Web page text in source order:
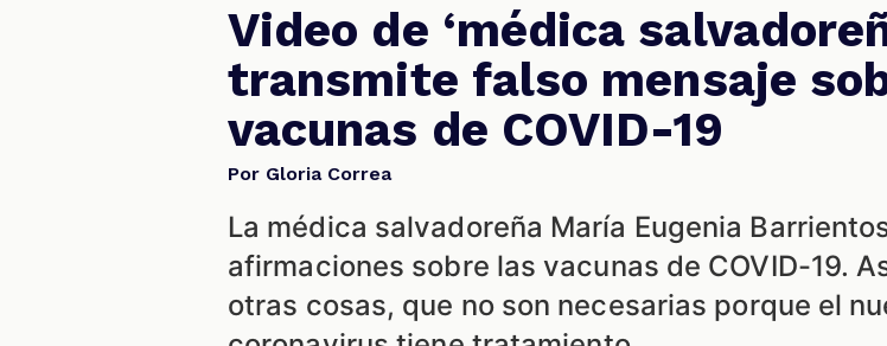
Video de ‘médica
transmite falso mensaje
vacunas de COVID-19
Por Gloria Correa
La médica salvadoreña María Eugenia
afirmaciones sobre las vacunas de COVID-19.
otras cosas, que no son necesarias porque el